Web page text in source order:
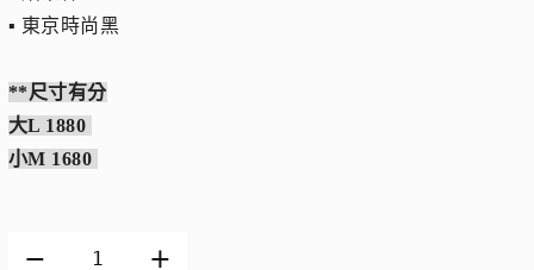
▪︎ 東京時尚黑
**尺寸有分
大L 1880
小M 1680